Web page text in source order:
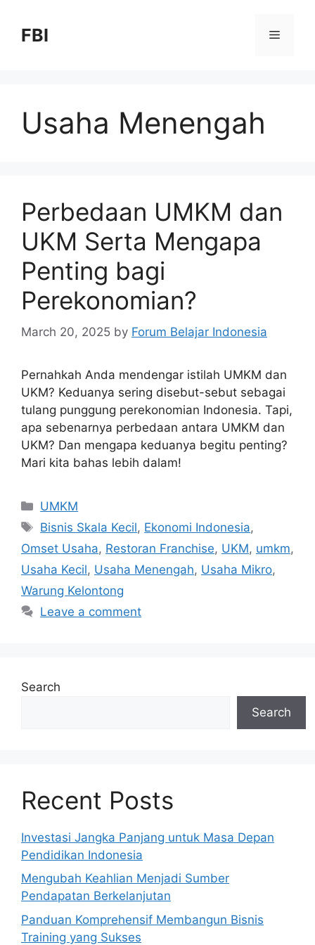
FBI
Usaha Menengah
Perbedaan UMKM dan
UKM Serta Mengapa
Penting bagi
Perekonomian?
March 20, 2025 by Forum Belajar Indonesia
Pernahkah Anda mendengar istilah UMKM dan
UKM? Keduanya sering disebut-sebut sebagai
tulang punggung perekonomian Indonesia. Tapi,
apa sebenarnya perbedaan antara UMKM dan
UKM? Dan mengapa keduanya begitu penting?
Mari kita bahas lebih dalam!
UMKM
Bisnis Skala Kecil, Ekonomi Indonesia,
Omset Usaha, Restoran Franchise, UKM, umkm,
Usaha Kecil, Usaha Menengah, Usaha Mikro,
Warung Kelontong
Leave a comment
Search
Search
Recent Posts
Investasi Jangka Panjang untuk Masa Depan
Pendidikan Indonesia
Mengubah Keahlian Menjadi Sumber
Pendapatan Berkelanjutan
Panduan Komprehensif Membangun Bisnis
Training yang Sukses